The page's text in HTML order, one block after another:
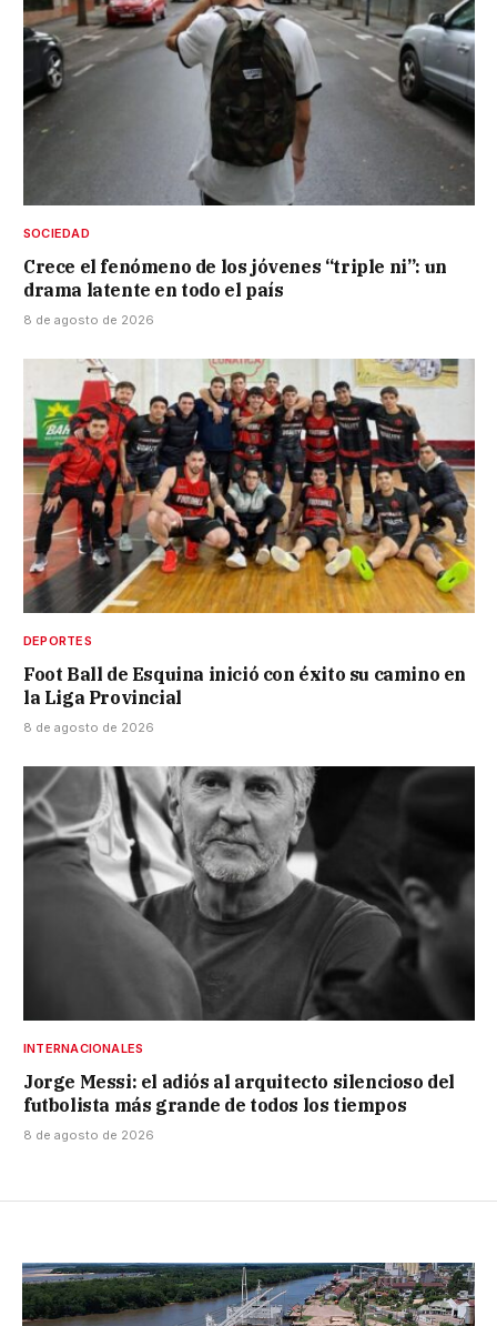
SOCIEDAD
Crece el fenómeno de los jóvenes “triple ni”: un
drama latente en todo el país
8 de agosto de 2026
DEPORTES
Foot Ball de Esquina inició con éxito su camino en
la Liga Provincial
8 de agosto de 2026
INTERNACIONALES
Jorge Messi: el adiós al arquitecto silencioso del
futbolista más grande de todos los tiempos
8 de agosto de 2026